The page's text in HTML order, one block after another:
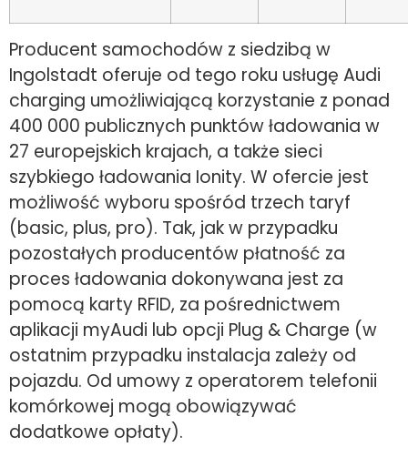
Producent samochodów z siedzibą w
Ingolstadt oferuje od tego roku usługę Audi
charging umożliwiającą korzystanie z ponad
400 000 publicznych punktów ładowania w
27 europejskich krajach, a także sieci
szybkiego ładowania Ionity. W ofercie jest
możliwość wyboru spośród trzech taryf
(basic, plus, pro). Tak, jak w przypadku
pozostałych producentów płatność za
proces ładowania dokonywana jest za
pomocą karty RFID, za pośrednictwem
aplikacji myAudi lub opcji Plug & Charge (w
ostatnim przypadku instalacja zależy od
pojazdu. Od umowy z operatorem telefonii
komórkowej mogą obowiązywać
dodatkowe opłaty).